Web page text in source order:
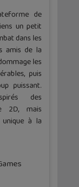
de
un petit
dans les
amis de la
les
puis
puissant.
des
2D, mais
unique à la